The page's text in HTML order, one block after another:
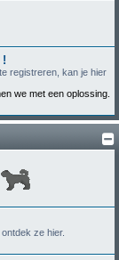
!
registreren, kan je hier
we met een oplossing.
ze hier.